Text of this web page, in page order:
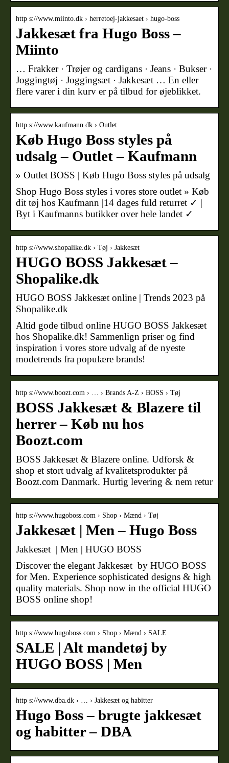
http s://www.miinto.dk › herretoej-jakkesaet › hugo-boss
Jakkesæt fra Hugo Boss –
Miinto
… Frakker · Trøjer og cardigans · Jeans · Bukser ·
Joggingtøj · Joggingsæt · Jakkesæt … En eller
flere varer i din kurv er på tilbud for øjeblikket.
http s://www.kaufmann.dk › Outlet
Køb Hugo Boss styles på
udsalg – Outlet – Kaufmann
» Outlet BOSS | Køb Hugo Boss styles på udsalg
Shop Hugo Boss styles i vores store outlet » Køb
dit tøj hos Kaufmann |14 dages fuld returret ✓ |
Byt i Kaufmanns butikker over hele landet ✓
http s://www.shopalike.dk › Tøj › Jakkesæt
HUGO BOSS Jakkesæt –
Shopalike.dk
HUGO BOSS Jakkesæt online | Trends 2023 på
Shopalike.dk
Altid gode tilbud online HUGO BOSS Jakkesæt
hos Shopalike.dk! Sammenlign priser og find
inspiration i vores store udvalg af de nyeste
modetrends fra populære brands!
http s://www.boozt.com › … › Brands A-Z › BOSS › Tøj
BOSS Jakkesæt & Blazere til
herrer – Køb nu hos
Boozt.com
BOSS Jakkesæt & Blazere online. Udforsk &
shop et stort udvalg af kvalitetsprodukter på
Boozt.com Danmark. Hurtig levering & nem retur
http s://www.hugoboss.com › Shop › Mænd › Tøj
Jakkesæt | Men – Hugo Boss
Jakkesæt | Men | HUGO BOSS
Discover the elegant Jakkesæt by HUGO BOSS
for Men. Experience sophisticated designs & high
quality materials. Shop now in the official HUGO
BOSS online shop!
http s://www.hugoboss.com › Shop › Mænd › SALE
SALE | Alt mandetøj by
HUGO BOSS | Men
http s://www.dba.dk › … › Jakkesæt og habitter
Hugo Boss – brugte jakkesæt
og habitter – DBA